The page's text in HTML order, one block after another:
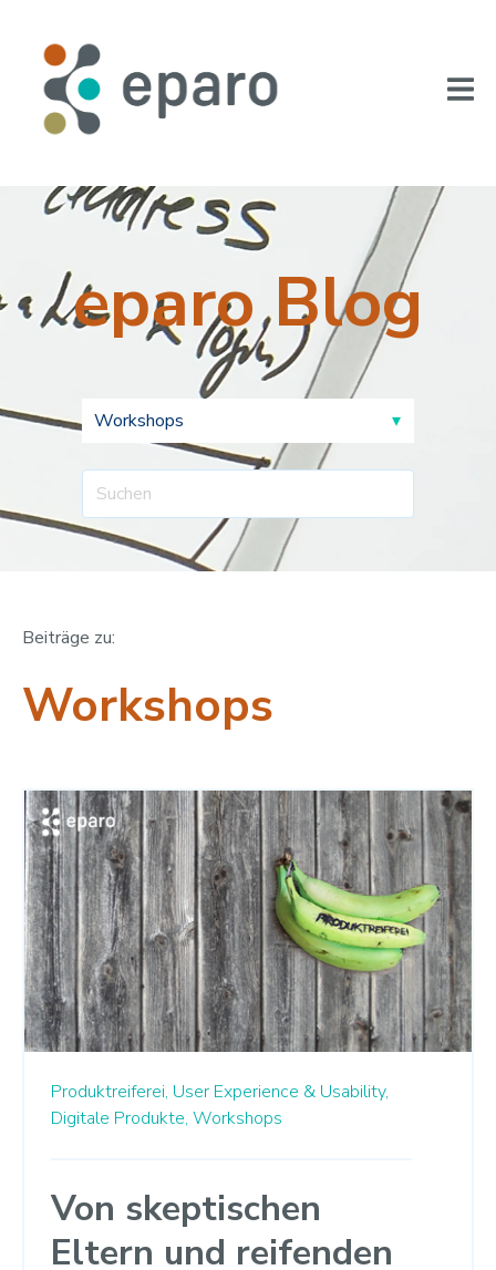
eparo Blog
Beiträge zu:
Workshops
Produktreiferei, User Experience & Usability,
Digitale Produkte, Workshops
Von skeptischen
Eltern und reifenden